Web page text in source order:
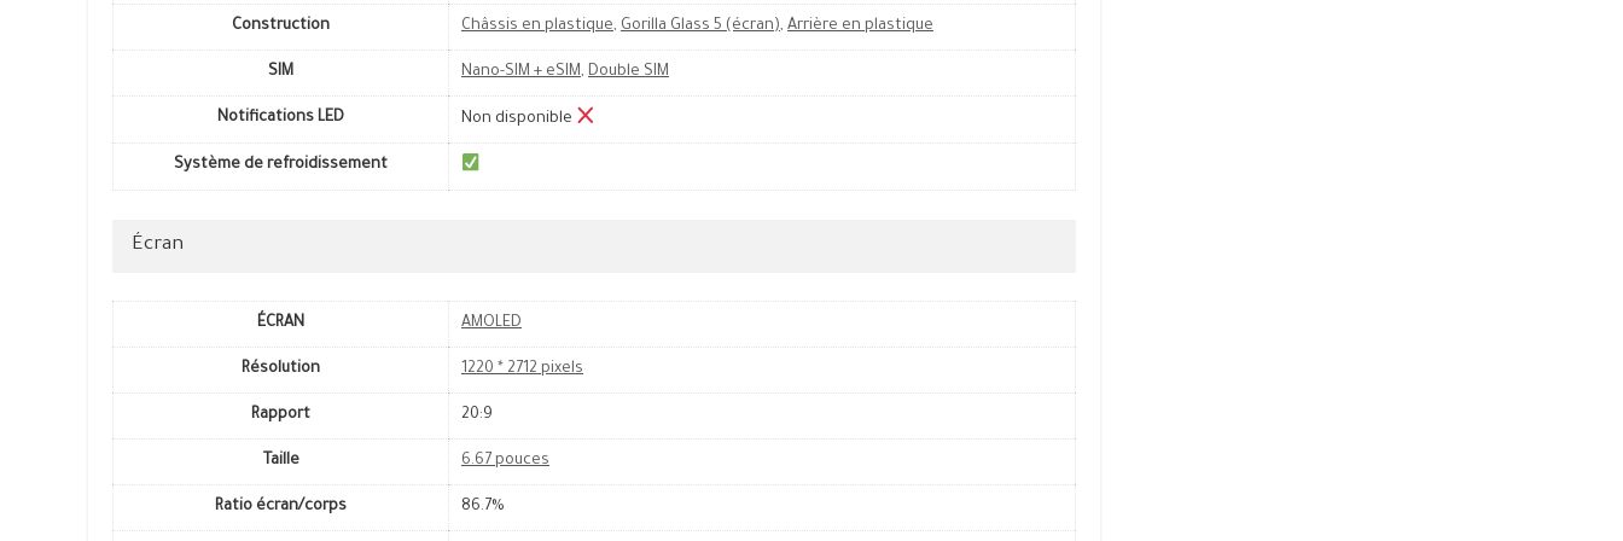
Construction Châssis en plastique, Gorilla Glass 5 (écran), Arrière en plastique
SIM Nano-SIM + eSIM, Double SIM
Notifications LED Non disponible
Système de refroidissement
Écran
ÉCRAN AMOLED
Résolution 1220 * 2712 pixels
Rapport 20:9
Taille 6.67 pouces
Ratio écran/corps 86.7%